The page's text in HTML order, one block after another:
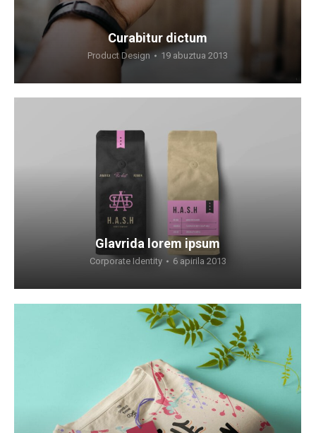
Curabitur dictum
Product Design 19 abuztua 2013
Glavrida lorem ipsum
Corporate Identity 6 apirila 2013